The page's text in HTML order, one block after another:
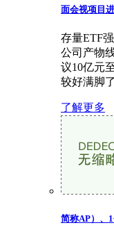
面会视项目
存量ETF
公司产物
议10亿元
较好满脚
了解更多
简称AP）、